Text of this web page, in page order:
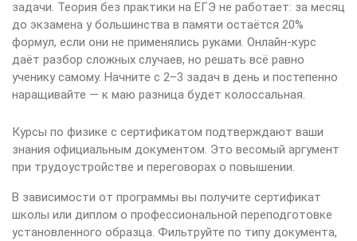
задачи. Теория без практики на ЕГЭ не работает: за месяц
до экзамена у большинства в памяти остаётся 20%
формул, если они не применялись руками. Онлайн-курс
даёт разбор сложных случаев, но решать всё равно
ученику самому. Начните с 2–3 задач в день и постепенно
наращивайте — к маю разница будет колоссальная.
Курсы по физике с сертификатом подтверждают ваши
знания официальным документом. Это весомый аргумент
при трудоустройстве и переговорах о повышении.
В зависимости от программы вы получите сертификат
школы или диплом о профессиональной переподготовке
установленного образца. Фильтруйте по типу документа,